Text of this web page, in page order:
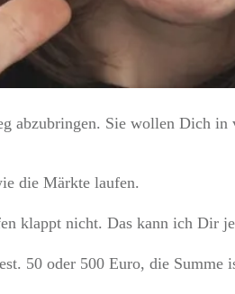
abzubringen. Sie wollen Dich
die Märkte laufen.
klappt nicht. Das kann ich Dir
50 oder 500 Euro, die Summe